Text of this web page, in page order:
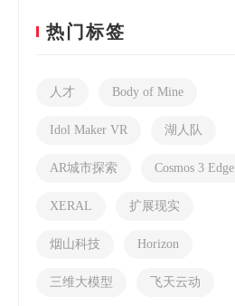
热门标签
人才 Body of Mine
Idol Maker VR 湖人队
AR城市探索 Cosmos 3 Edge
XERAL 扩展现实
烟山科技 Horizon
三维大模型 飞天云动